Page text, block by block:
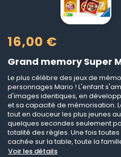
16,00 €
Grand memory Super
Le plus célèbre des jeux de
personnages Mario ! L'enfant
d'images identiques, en
et sa capacité de mémorisation.
tout en douceur les plus jeunes
quelques secondes seulement
totalité des règles. Une fois
cachée sur la table, toute la
Voir les détails